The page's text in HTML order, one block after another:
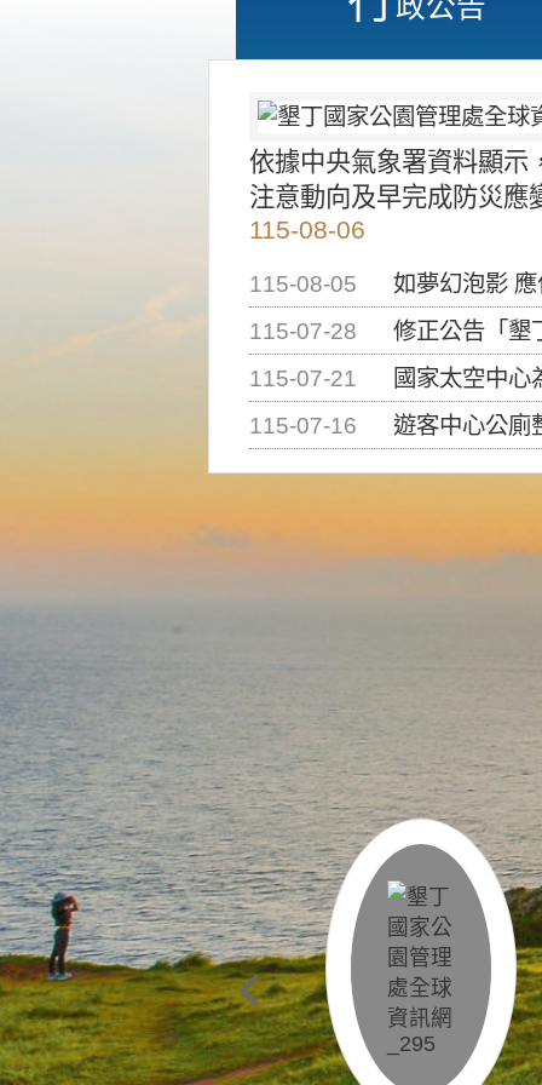
依據中央氣象署資料顯示
注意動向及早完成防災應
115-08-06
115-08-05
如夢幻泡影
115-07-28
修正公告「墾丁國家公
115-07-21
國家太空中心為辦理
115-07-16
遊客中心公廁